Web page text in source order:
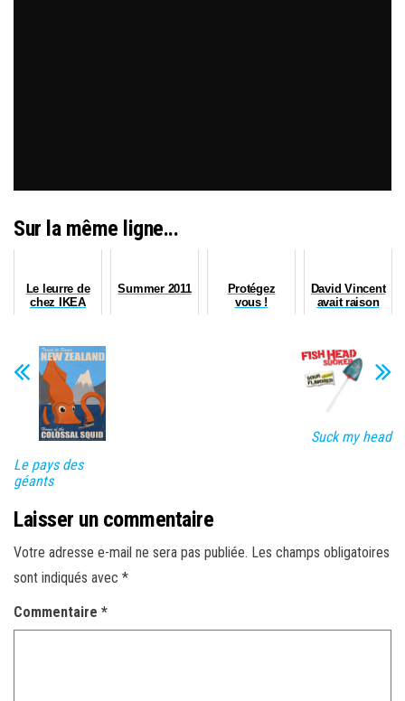
Sur la même ligne...
Le leurre de
chez IKEA
Summer 2011
Protégez
vous !
David Vincent
avait raison
Le pays des
géants
Suck my head
Laisser un commentaire
Votre adresse e-mail ne sera pas publiée. Les champs obligatoires
sont indiqués avec *
Commentaire *